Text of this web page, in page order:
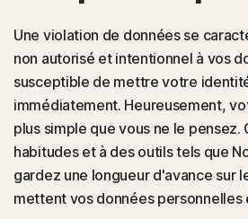
Essayer gratuitement
France
Connexion
Une violation de données se
non autorisé et intentionnel à vos
susceptible de mettre votre
immédiatement. Heureusement,
plus simple que vous ne le pensez.
habitudes et à des outils tels que
gardez une longueur d'avance sur
mettent vos données personnelles